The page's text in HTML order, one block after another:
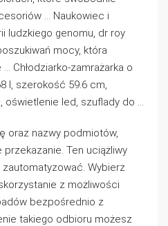
… Naukowiec i
ludzkiego genomu, dr roy
mocy, która
Chłodziarko-zamrażarka o
l, szerokość 59.6 cm,
oświetlenie led, szuflady do …
oraz nazwy podmiotów,
Ten uciążliwy
Wybierz
z możliwości
bezpośrednio z
takiego odbioru możesz